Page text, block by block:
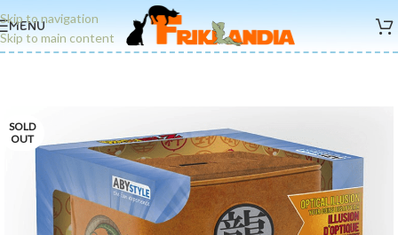
Skip to navigation
Skip to main content
MENU
SOLD
OUT